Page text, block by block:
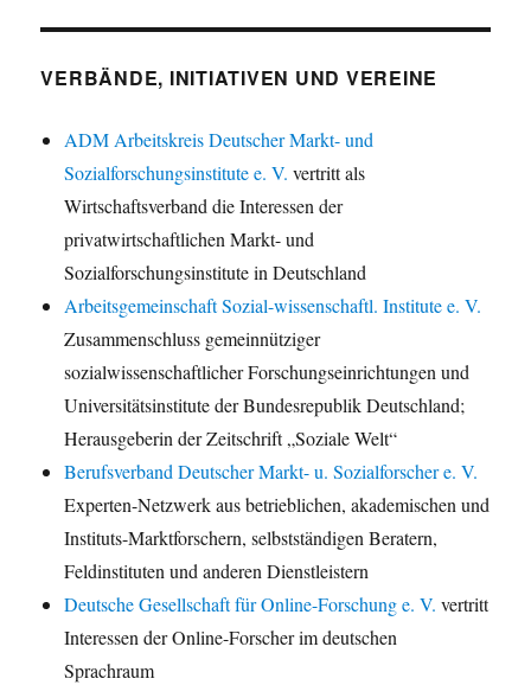
VERBÄNDE, INITIATIVEN UND VEREINE
ADM Arbeitskreis Deutscher Markt- und
Sozialforschungsinstitute e. V. vertritt als
Wirtschaftsverband die Interessen der
privatwirtschaftlichen Markt- und
Sozialforschungsinstitute in Deutschland
Arbeitsgemeinschaft Sozial-wissenschaftl. Institute e. V.
Zusammenschluss gemeinnütziger
sozialwissenschaftlicher Forschungseinrichtungen und
Universitätsinstitute der Bundesrepublik Deutschland;
Herausgeberin der Zeitschrift „Soziale Welt“
Berufsverband Deutscher Markt- u. Sozialforscher e. V.
Experten-Netzwerk aus betrieblichen, akademischen und
Instituts-Marktforschern, selbstständigen Beratern,
Feldinstituten und anderen Dienstleistern
Deutsche Gesellschaft für Online-Forschung e. V. vertritt
Interessen der Online-Forscher im deutschen
Sprachraum